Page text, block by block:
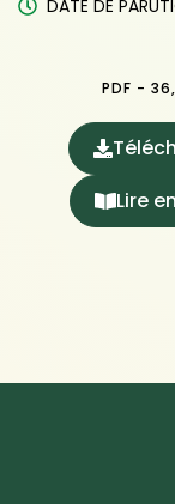
DATE DE
PDF -
Lire